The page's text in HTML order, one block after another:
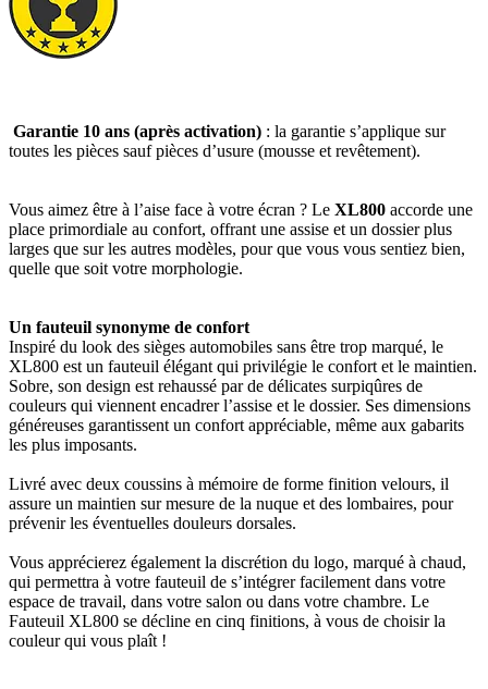
Garantie 10 ans (après activation) : la garantie s’applique sur
toutes les pièces sauf pièces d’usure (mousse et revêtement).
Vous aimez être à l’aise face à votre écran ? Le XL800 accorde une
place primordiale au confort, offrant une assise et un dossier plus
larges que sur les autres modèles, pour que vous vous sentiez bien,
quelle que soit votre morphologie.
Un fauteuil synonyme de confort
Inspiré du look des sièges automobiles sans être trop marqué, le
XL800 est un fauteuil élégant qui privilégie le confort et le maintien.
Sobre, son design est rehaussé par de délicates surpiqûres de
couleurs qui viennent encadrer l’assise et le dossier. Ses dimensions
généreuses garantissent un confort appréciable, même aux gabarits
les plus imposants.
Livré avec deux coussins à mémoire de forme finition velours, il
assure un maintien sur mesure de la nuque et des lombaires, pour
prévenir les éventuelles douleurs dorsales.
Vous apprécierez également la discrétion du logo, marqué à chaud,
qui permettra à votre fauteuil de s’intégrer facilement dans votre
espace de travail, dans votre salon ou dans votre chambre. Le
Fauteuil XL800 se décline en cinq finitions, à vous de choisir la
couleur qui vous plaît !